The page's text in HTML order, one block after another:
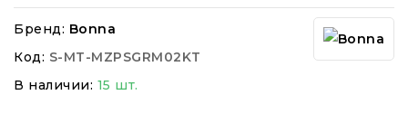
Бренд: Bonna
Код: S-MT-MZPSGRM02KT
В наличии: 15 шт.